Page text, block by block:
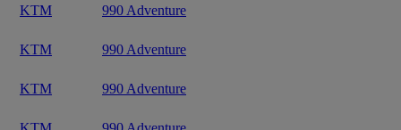
KTM 990 Adventure
KTM 990 Adventure
KTM 990 Adventure